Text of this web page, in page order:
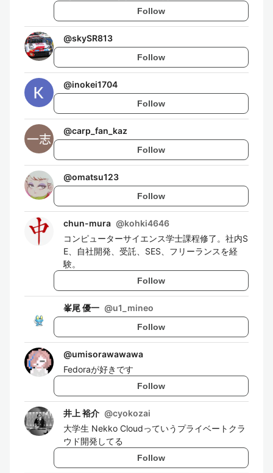
Follow
@skySR813
Follow
@inokei1704
Follow
@carp_fan_kaz
Follow
@omatsu123
Follow
chun-mura @kohki4646
コンピューターサイエンス学士課程修了。社内S
E、自社開発、受託、SES、フリーランスを経
験。
Follow
峯尾 優一 @u1_mineo
Follow
@umisorawawawa
Fedoraが好きです
Follow
井上 裕介 @cyokozai
大学生 Nekko Cloudっていうプライベートクラ
ウド開発してる
Follow